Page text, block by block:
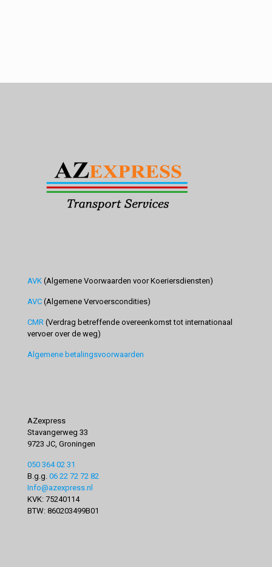
AVK (Algemene Voorwaarden voor Koeriersdiensten)
AVC (Algemene Vervoerscondities)
CMR (Verdrag betreffende overeenkomst tot internationaal
vervoer over de weg)
Algemene betalingsvoorwaarden
AZexpress
Stavangerweg 33
9723 JC, Groningen
050 364 02 31
B.g.g. 06 22 72 72 82
Info@azexpress.nl
KVK: 75240114
BTW: 860203499B01